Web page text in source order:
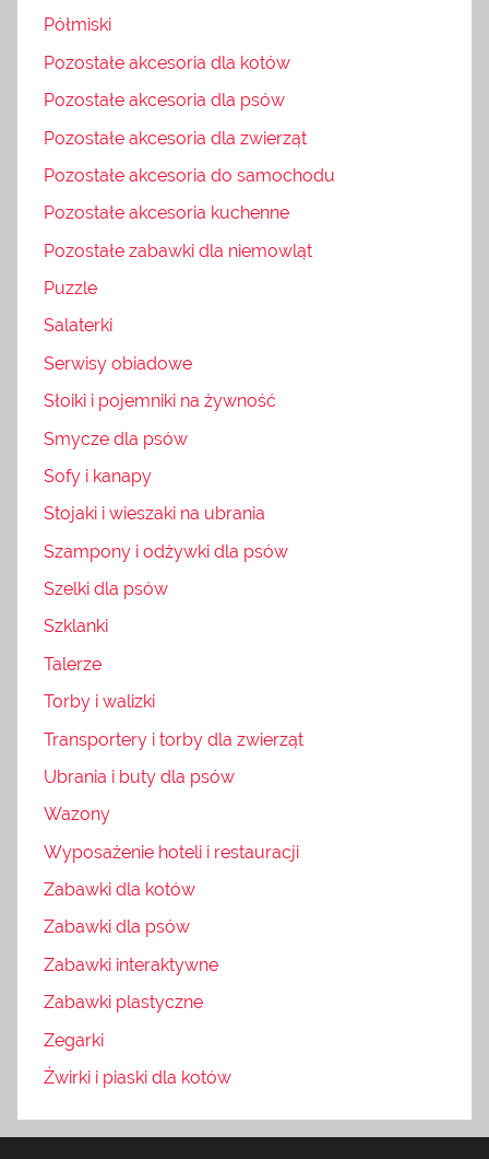
Półmiski
Pozostałe akcesoria dla kotów
Pozostałe akcesoria dla psów
Pozostałe akcesoria dla zwierząt
Pozostałe akcesoria do samochodu
Pozostałe akcesoria kuchenne
Pozostałe zabawki dla niemowląt
Puzzle
Salaterki
Serwisy obiadowe
Słoiki i pojemniki na żywność
Smycze dla psów
Sofy i kanapy
Stojaki i wieszaki na ubrania
Szampony i odżywki dla psów
Szelki dla psów
Szklanki
Talerze
Torby i walizki
Transportery i torby dla zwierząt
Ubrania i buty dla psów
Wazony
Wyposażenie hoteli i restauracji
Zabawki dla kotów
Zabawki dla psów
Zabawki interaktywne
Zabawki plastyczne
Zegarki
Żwirki i piaski dla kotów